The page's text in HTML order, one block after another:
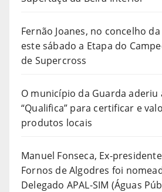
Fernão Joanes, no concelho
este sábado a Etapa do
de Supercross
O município da Guarda aderiu
“Qualifica” para certificar e
produtos locais
Manuel Fonseca, Ex-
Fornos de Algodres foi
Delegado APAL-SIM (Águas